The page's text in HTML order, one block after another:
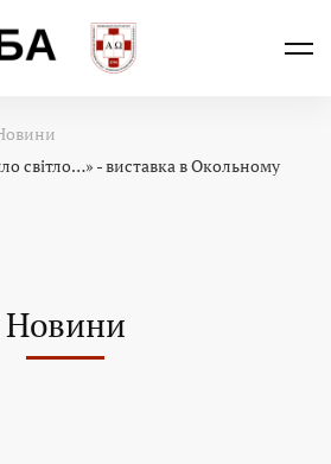
світло…» - виставка в Окольному
Новини